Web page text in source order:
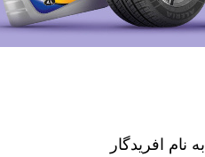
به نام افریدگار